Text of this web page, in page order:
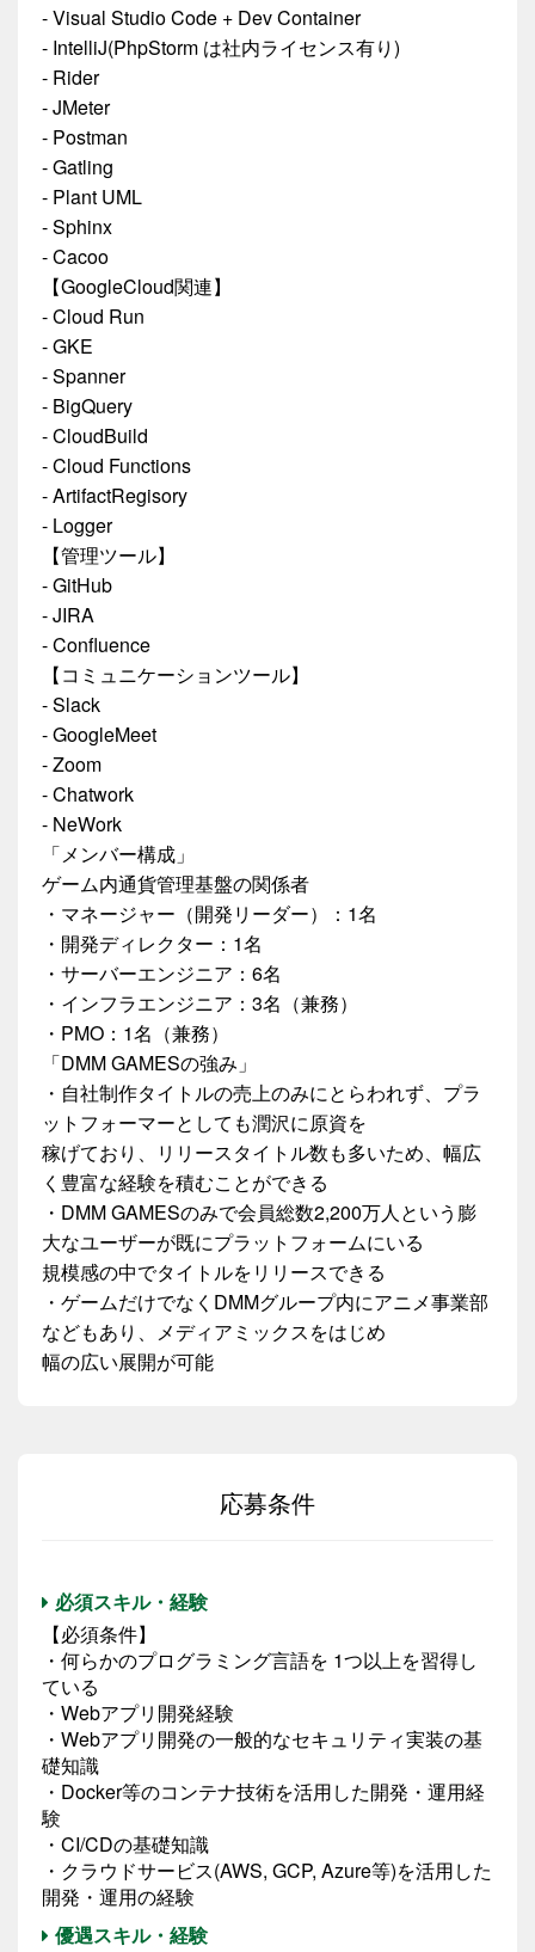
- Visual Studio Code + Dev Container
- IntelliJ(PhpStorm は社内ライセンス有り)
- Rider
- JMeter
- Postman
- Gatling
- Plant UML
- Sphinx
- Cacoo
【GoogleCloud関連】
- Cloud Run
- GKE
- Spanner
- BigQuery
- CloudBuild
- Cloud Functions
- ArtifactRegisory
- Logger
【管理ツール】
- GitHub
- JIRA
- Confluence
【コミュニケーションツール】
- Slack
- GoogleMeet
- Zoom
- Chatwork
- NeWork
「メンバー構成」
ゲーム内通貨管理基盤の関係者
・マネージャー（開発リーダー）：1名
・開発ディレクター：1名
・サーバーエンジニア：6名
・インフラエンジニア：3名（兼務）
・PMO：1名（兼務）
「DMM GAMESの強み」
・自社制作タイトルの売上のみにとらわれず、プラ
ットフォーマーとしても潤沢に原資を
稼げており、リリースタイトル数も多いため、幅広
く豊富な経験を積むことができる
・DMM GAMESのみで会員総数2,200万人という膨
大なユーザーが既にプラットフォームにいる
規模感の中でタイトルをリリースできる
・ゲームだけでなくDMMグループ内にアニメ事業部
などもあり、メディアミックスをはじめ
幅の広い展開が可能
応募条件
必須スキル・経験
【必須条件】
・何らかのプログラミング言語を 1つ以上を習得し
ている
・Webアプリ開発経験
・Webアプリ開発の一般的なセキュリティ実装の基
礎知識
・Docker等のコンテナ技術を活用した開発・運用経
験
・CI/CDの基礎知識
・クラウドサービス(AWS, GCP, Azure等)を活用した
開発・運用の経験
優遇スキル・経験